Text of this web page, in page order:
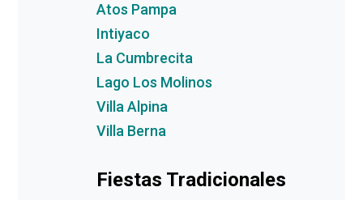
Atos Pampa
Intiyaco
La Cumbrecita
Lago Los Molinos
Villa Alpina
Villa Berna
Fiestas Tradicionales